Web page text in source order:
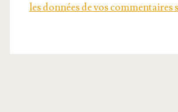
les données de vos commentaires